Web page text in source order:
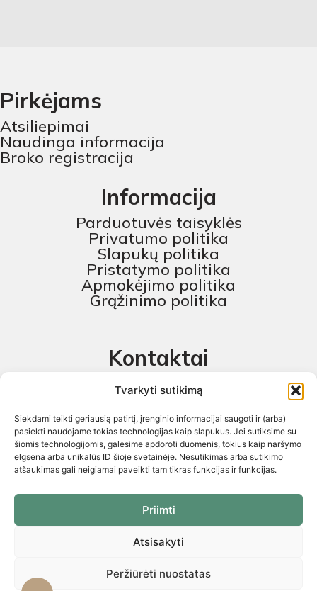
Tvarkyti sutikimą
Siekdami teikti geriausią patirtį, įrenginio informacijai saugoti ir (arba)
pasiekti naudojame tokias technologijas kaip slapukus. Jei sutiksime su
šiomis technologijomis, galėsime apdoroti duomenis, tokius kaip naršymo
elgsena arba unikalūs ID šioje svetainėje. Nesutikimas arba sutikimo
atšaukimas gali neigiamai paveikti tam tikras funkcijas ir funkcijas.
Priimti
Atsisakyti
Peržiūrėti nuostatas
Pirkėjams
Atsiliepimai
Naudinga informacija
Broko registracija
Informacija
Parduotuvės taisyklės
Privatumo politika
Slapukų politika
Pristatymo politika
Apmokėjimo politika
Grąžinimo politika
Kontaktai
pagalba@baldustilius.lt
I-V : 10:00 iki 16:00
Visos teisės saugomos 2026 © „Skaitmeninis projektas“ ©
griežtai draudžiama